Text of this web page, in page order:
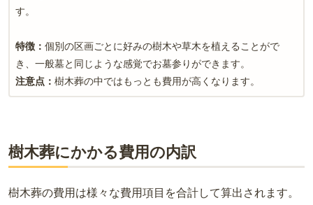
す。
特徴： 個別の区画ごとに好みの樹木や草木を植えることがで
き、一般墓と同じような感覚でお墓参りができます。
注意点： 樹木葬の中ではもっとも費用が高くなります。
樹木葬にかかる費用の内訳
樹木葬の費用は様々な費用項目を合計して算出されます。